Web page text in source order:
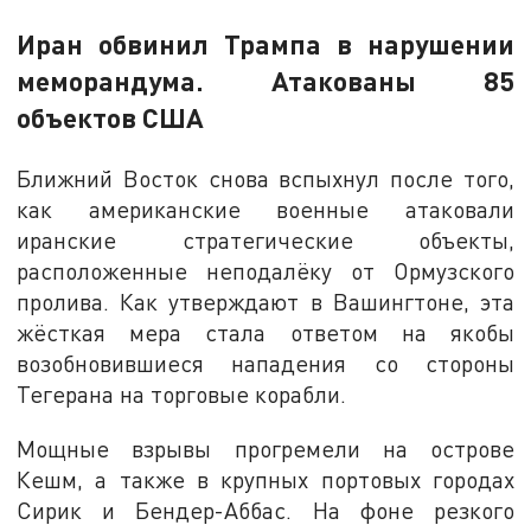
Иран обвинил Трампа в нарушении
меморандума. Атакованы 85
объектов США
Ближний Восток снова вспыхнул после того,
как американские военные атаковали
иранские стратегические объекты,
расположенные неподалёку от Ормузского
пролива. Как утверждают в Вашингтоне, эта
жёсткая мера стала ответом на якобы
возобновившиеся нападения со стороны
Тегерана на торговые корабли.
Мощные взрывы прогремели на острове
Кешм, а также в крупных портовых городах
Сирик и Бендер-Аббас. На фоне резкого